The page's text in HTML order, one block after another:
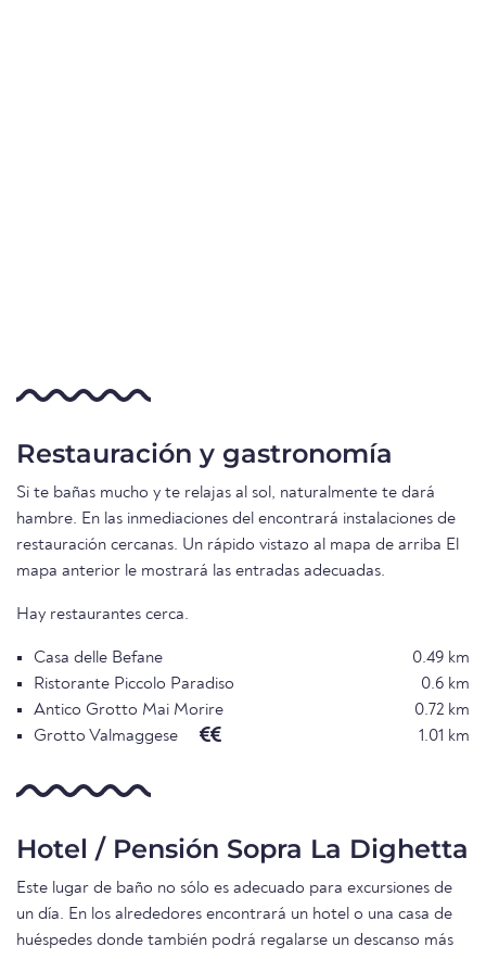
Restauración y gastronomía
Si te bañas mucho y te relajas al sol, naturalmente te dará
hambre. En las inmediaciones del encontrará instalaciones de
restauración cercanas. Un rápido vistazo al mapa de arriba El
mapa anterior le mostrará las entradas adecuadas.
Hay restaurantes cerca.
Casa delle Befane
0.49 km
Ristorante Piccolo Paradiso
0.6 km
Antico Grotto Mai Morire
0.72 km
Grotto Valmaggese
1.01 km
Hotel / Pensión Sopra La Dighetta
Este lugar de baño no sólo es adecuado para excursiones de
un día. En los alrededores encontrará un hotel o una casa de
huéspedes donde también podrá regalarse un descanso más